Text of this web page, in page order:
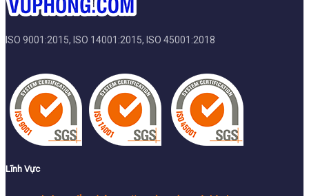
ISO 9001:2015, ISO 14001:2015, ISO 45001:2018
Lĩnh Vực